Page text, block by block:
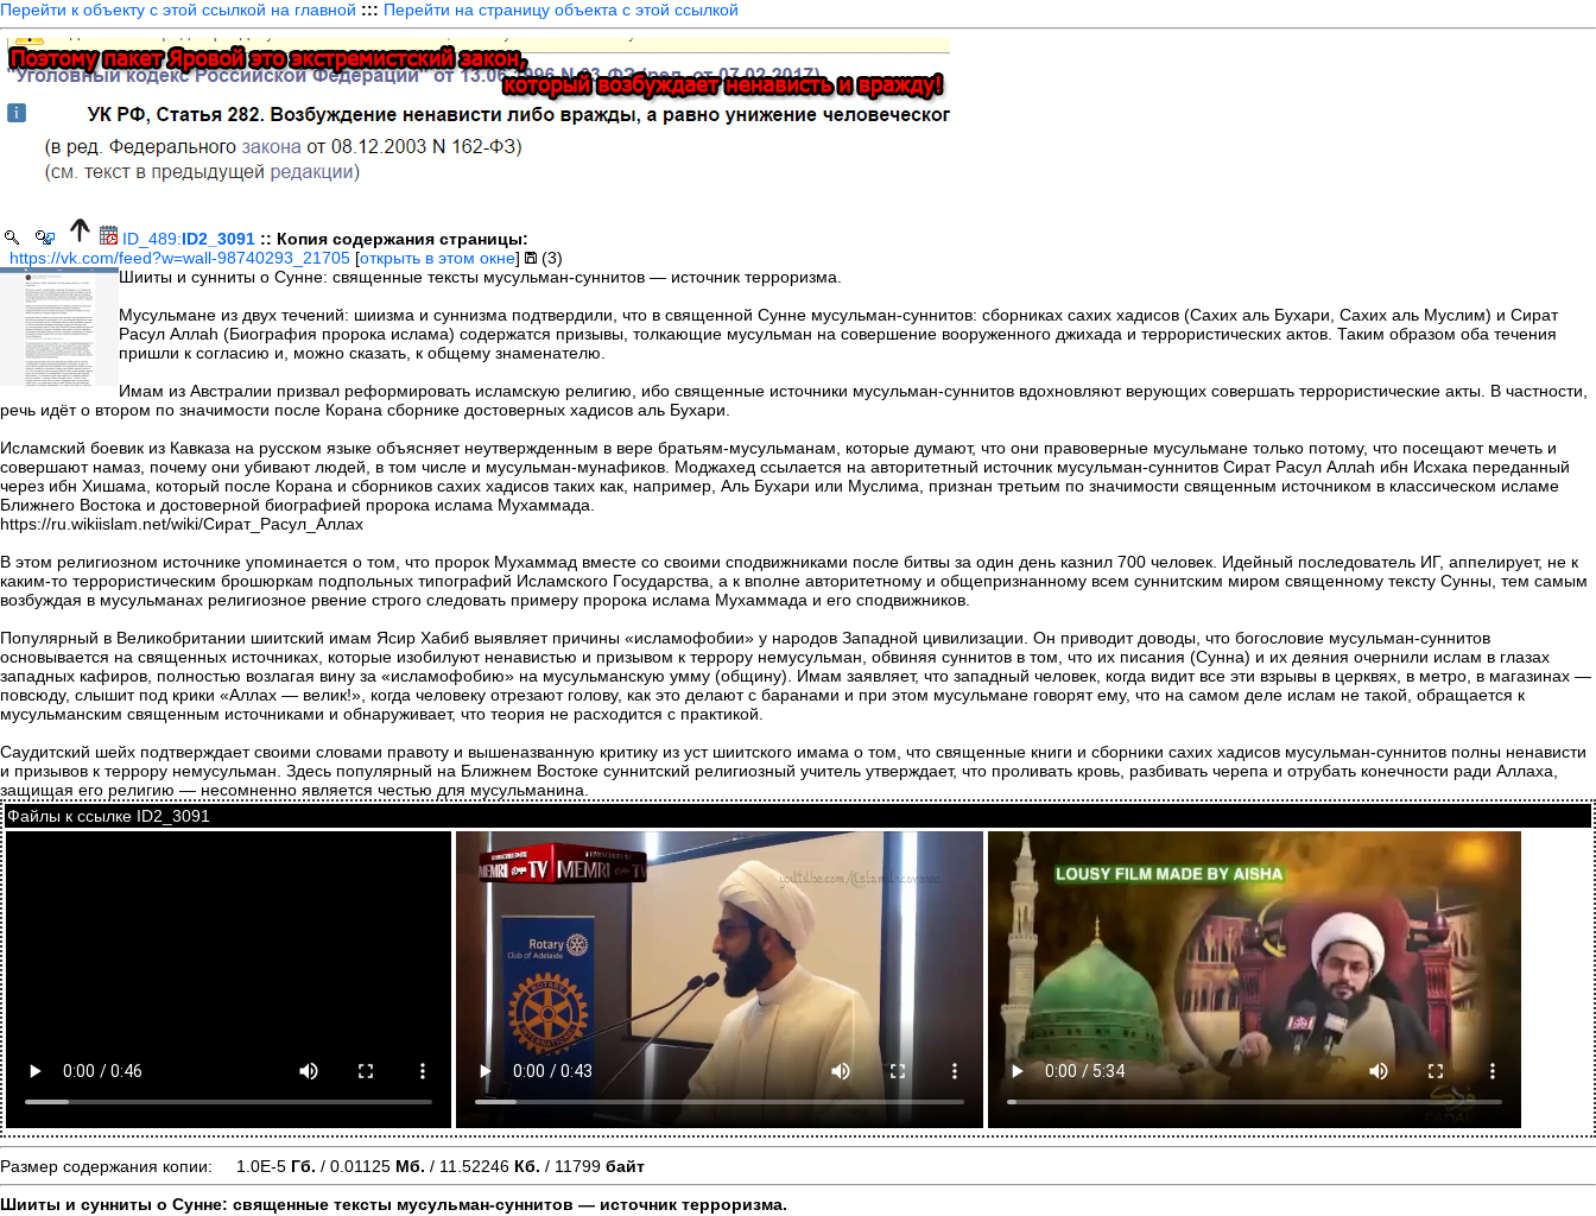
Перейти к объекту с этой ссылкой на главной ::: Перейти на страницу объекта с этой ссылкой
ID_489:ID2_3091 :: Копия содержания страницы:
https://vk.com/feed?w=wall-98740293_21705 [открыть в этом окне]
(3)
Шииты и сунниты о Сунне: священные тексты мусульман-суннитов — источник терроризма.
Мусульмане из двух течений: шиизма и суннизма подтвердили, что в священной Сунне мусульман-суннитов: сборниках сахих хадисов (Сахих аль Бухари, Сахих аль Муслим) и Сират
Расул Аллаh (Биография пророка ислама) содержатся призывы, толкающие мусульман на совершение вооруженного джихада и террористических актов. Таким образом оба течения
пришли к согласию и, можно сказать, к общему знаменателю.
Имам из Австралии призвал реформировать исламскую религию, ибо священные источники мусульман-суннитов вдохновляют верующих совершать террористические акты. В частности,
речь идёт о втором по значимости после Корана сборнике достоверных хадисов аль Бухари.
Исламский боевик из Кавказа на русском языке объясняет неутвержденным в вере братьям-мусульманам, которые думают, что они правоверные мусульмане только потому, что посещают мечеть и
совершают намаз, почему они убивают людей, в том числе и мусульман-мунафиков. Моджахед ссылается на авторитетный источник мусульман-суннитов Сират Расул Аллаh ибн Исхака переданный
через ибн Хишама, который после Корана и сборников сахих хадисов таких как, например, Аль Бухари или Муслима, признан третьим по значимости священным источником в классическом исламе
Ближнего Востока и достоверной биографией пророка ислама Мухаммада.
https://ru.wikiislam.net/wiki/Сират_Расул_Аллах
В этом религиозном источнике упоминается о том, что пророк Мухаммад вместе со своими сподвижниками после битвы за один день казнил 700 человек. Идейный последователь ИГ, аппелирует, не к
каким-то террористическим брошюркам подпольных типографий Исламского Государства, а к вполне авторитетному и общепризнанному всем суннитским миром священному тексту Сунны, тем самым
возбуждая в мусульманах религиозное рвение строго следовать примеру пророка ислама Мухаммада и его сподвижников.
Популярный в Великобритании шиитский имам Ясир Хабиб выявляет причины «исламофобии» у народов Западной цивилизации. Он приводит доводы, что богословие мусульман-суннитов
основывается на священных источниках, которые изобилуют ненавистью и призывом к террору немусульман, обвиняя суннитов в том, что их писания (Сунна) и их деяния очернили ислам в глазах
западных кафиров, полностью возлагая вину за «исламофобию» на мусульманскую умму (общину). Имам заявляет, что западный человек, когда видит все эти взрывы в церквях, в метро, в магазинах —
повсюду, слышит под крики «Аллах — велик!», когда человеку отрезают голову, как это делают с баранами и при этом мусульмане говорят ему, что на самом деле ислам не такой, обращается к
мусульманским священным источниками и обнаруживает, что теория не расходится с практикой.
Саудитский шейх подтверждает своими словами правоту и вышеназванную критику из уст шиитского имама о том, что священные книги и сборники сахих хадисов мусульман-суннитов полны ненависти
и призывов к террору немусульман. Здесь популярный на Ближнем Востоке суннитский религиозный учитель утверждает, что проливать кровь, разбивать черепа и отрубать конечности ради Аллаха,
защищая его религию — несомненно является честью для мусульманина.
Файлы к ссылке ID2_3091
Размер содержания копии: 1.0E-5 Гб. / 0.01125 Мб. / 11.52246 Кб. / 11799 байт
Шииты и сунниты о Сунне: священные тексты мусульман-суннитов — источник терроризма.